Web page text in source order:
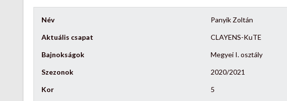
Név Panyik Zoltán
Aktuális csapat CLAYENS-KuTE
Bajnokságok Megyei I. osztály
Szezonok 2020/2021
Kor 5